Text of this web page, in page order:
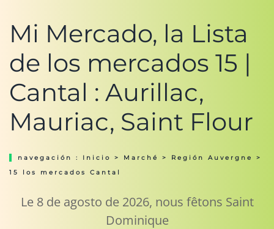
Mi Mercado, la Lista
de los mercados 15 |
Cantal : Aurillac,
Mauriac, Saint Flour
navegación : Inicio > Marché > Región Auvergne
>
15 los mercados Cantal
Le 8 de agosto de 2026, nous fêtons Saint
Dominique